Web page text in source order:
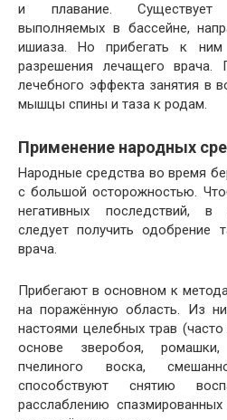
и плавание. Существует
выполняемых в бассейне,
ишиаза. Но прибегать к ним
разрешения лечащего врача.
лечебного эффекта занятия в
мышцы спины и таза к родам.
Применение народных
Народные средства во время
с большой осторожностью.
негативных последствий, в
следует получить одобрение
врача.
Прибегают в основном к
на поражённую область. Из
настоями целебных трав
основе зверобоя,
пчелиного воска,
способствуют снятию
расслаблению